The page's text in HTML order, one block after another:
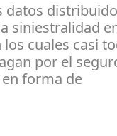
datos
siniestralidad
cuales casi
por el
forma de